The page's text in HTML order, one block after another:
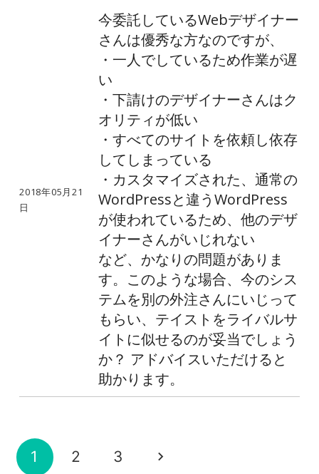
2018年05月21
日
今委託しているWebデザイナー
さんは優秀な方なのですが、
・一人でしているため作業が遅
い
・下請けのデザイナーさんはク
オリティが低い
・すべてのサイトを依頼し依存
してしまっている
・カスタマイズされた、通常の
WordPressと違うWordPress
が使われているため、他のデザ
イナーさんがいじれない
など、かなりの問題がありま
す。このような場合、今のシス
テムを別の外注さんにいじって
もらい、テイストをライバルサ
イトに似せるのが妥当でしょう
か？ アドバイスいただけると
助かります。
1 2 3